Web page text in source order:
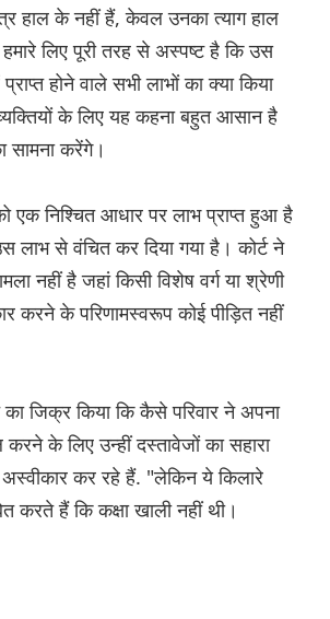
हाल के नहीं हैं, केवल उनका त्याग हाल
लिए पूरी तरह से अस्पष्ट है कि उस
होने वाले सभी लाभों का क्या किया
के लिए यह कहना बहुत आसान है
सामना करेंगे।
एक निश्चित आधार पर लाभ प्राप्त हुआ है
लाभ से वंचित कर दिया गया है। कोर्ट ने
नहीं है जहां किसी विशेष वर्ग या श्रेणी
करने के परिणामस्वरूप कोई पीड़ित नहीं
जिक्र किया कि कैसे परिवार ने अपना
करने के लिए उन्हीं दस्तावेजों का सहारा
कर रहे हैं. "लेकिन ये किलारे
करते हैं कि कक्षा खाली नहीं थी।